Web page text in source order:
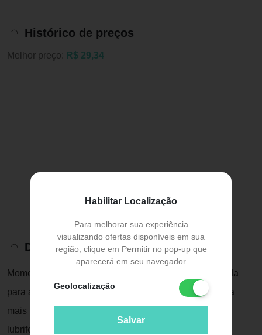
Habilitar Localização
Para melhorar sua experiência
visualizando ofertas disponíveis em sua
região, clique em Permitir no pop-up que
aparecerá em seu navegador
Geolocalização
Salvar
Histórico de preços
Melhor preço: R$ 29,34
Descrição do Produto
Momentos inesquecíveis não tem hora ou data marcada
para acontecer. Para que estes momentos sejam ainda
mais marcantes apresentamos o Lubri, um gel intimo
lubrifcante composto à base de água, não gorduroso,